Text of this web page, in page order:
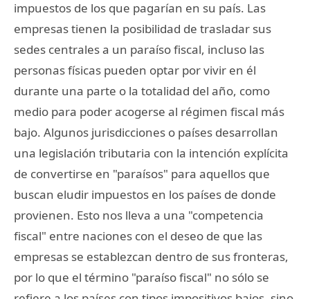
impuestos de los que pagarían en su país. Las
empresas tienen la posibilidad de trasladar sus
sedes centrales a un paraíso fiscal, incluso las
personas físicas pueden optar por vivir en él
durante una parte o la totalidad del año, como
medio para poder acogerse al régimen fiscal más
bajo. Algunos jurisdicciones o países desarrollan
una legislación tributaria con la intención explícita
de convertirse en "paraísos" para aquellos que
buscan eludir impuestos en los países de donde
provienen. Esto nos lleva a una "competencia
fiscal" entre naciones con el deseo de que las
empresas se establezcan dentro de sus fronteras,
por lo que el término "paraíso fiscal" no sólo se